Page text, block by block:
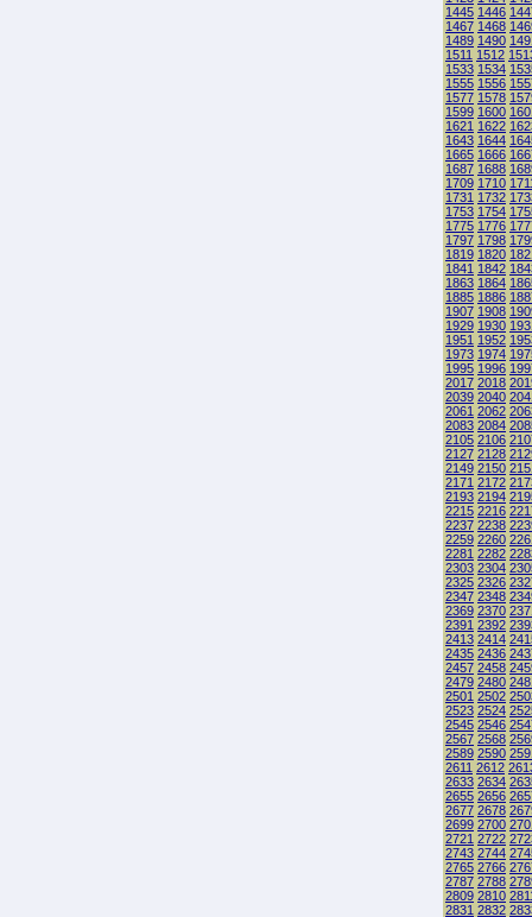
1445 1446
1467 1468
1489 1490
1511 1512
1533 1534
1555 1556
1577 1578
1599 1600
1621 1622
1643 1644
1665 1666
1687 1688
1709 1710
1731 1732
1753 1754
1775 1776
1797 1798
1819 1820
1841 1842
1863 1864
1885 1886
1907 1908
1929 1930
1951 1952
1973 1974
1995 1996
2017 2018
2039 2040
2061 2062
2083 2084
2105 2106
2127 2128
2149 2150
2171 2172
2193 2194
2215 2216
2237 2238
2259 2260
2281 2282
2303 2304
2325 2326
2347 2348
2369 2370
2391 2392
2413 2414
2435 2436
2457 2458
2479 2480
2501 2502
2523 2524
2545 2546
2567 2568
2589 2590
2611 2612
2633 2634
2655 2656
2677 2678
2699 2700
2721 2722
2743 2744
2765 2766
2787 2788
2809 2810
2831 2832